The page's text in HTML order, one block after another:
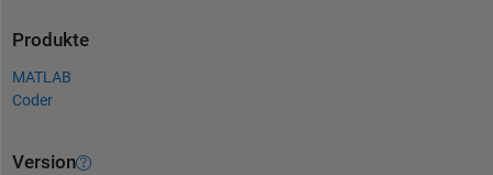
Produkte
MATLAB
Coder
Version